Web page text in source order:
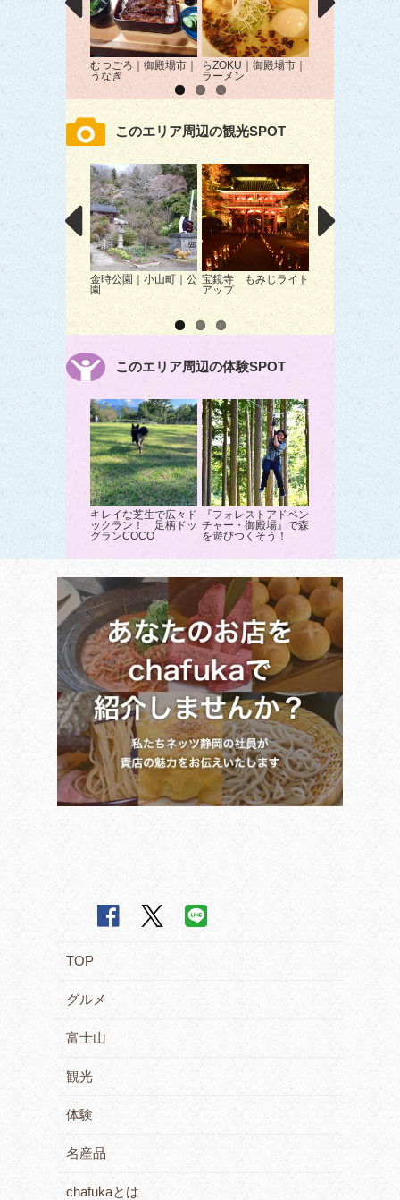
むつごろ｜御殿場市｜
うなぎ
らZOKU｜御殿場市｜
ラーメン
焼肉よしのNEXT
殿場市｜焼肉
このエリア周辺の観光SPOT
金時公園｜小山町｜公
園
宝鏡寺 もみじライト
アップ
御殿場プレミア
トレット｜御殿
ショッピング
このエリア周辺の体験SPOT
キレイな芝生で広々ド
ックラン！ 足柄ドッ
グランCOCO
『フォレストアドベン
チャー・御殿場』で森
を遊びつくそう！
TOP
グルメ
富士山
観光
体験
名産品
chafukaとは